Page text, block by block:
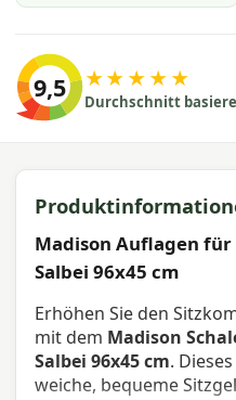
9,5 ★★★★★
Durchschnitt
Madison Auflagen für
Salbei 96x45 cm
Erhöhen Sie den
mit dem Madison
Salbei 96x45 cm.
weiche, bequeme